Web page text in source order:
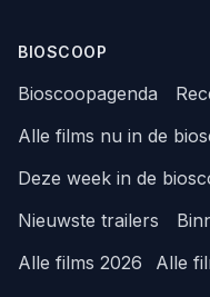
BIOSCOOP
Bioscoopagenda
Alle films nu in de
Deze week in de
Nieuwste trailers
Alle films 2026
Alle